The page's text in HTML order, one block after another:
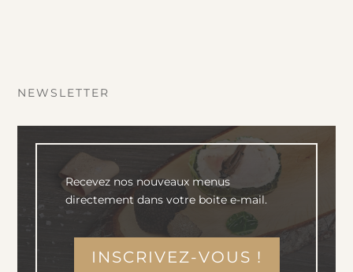
NEWSLETTER
Recevez nos nouveaux menus
directement dans votre boite e-mail.
INSCRIVEZ-VOUS !